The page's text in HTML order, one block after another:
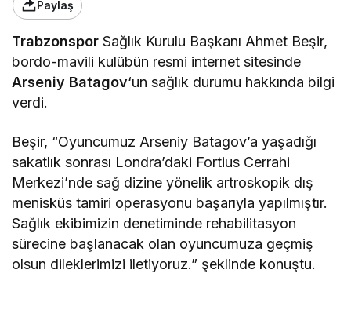
Paylaş
Trabzonspor Sağlık Kurulu Başkanı Ahmet Beşir,
bordo-mavili kulübün resmi internet sitesinde
Arseniy Batagov‘un sağlık durumu hakkında bilgi
verdi.
Beşir, “Oyuncumuz Arseniy Batagov’a yaşadığı
sakatlık sonrası Londra’daki Fortius Cerrahi
Merkezi’nde sağ dizine yönelik artroskopik dış
menisküs tamiri operasyonu başarıyla yapılmıştır.
Sağlık ekibimizin denetiminde rehabilitasyon
sürecine başlanacak olan oyuncumuza geçmiş
olsun dileklerimizi iletiyoruz.” şeklinde konuştu.